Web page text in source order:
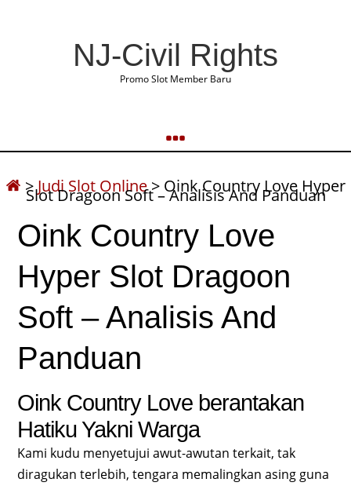
NJ-Civil Rights
Promo Slot Member Baru
>Judi Slot Online> Oink Country Love Hyper
Slot Dragoon Soft – Analisis And Panduan
Oink Country Love
Hyper Slot Dragoon
Soft – Analisis And
Panduan
Oink Country Love berantakan
Hatiku Yakni Warga
Kami kudu menyetujui awut-awutan terkait, tak
diragukan terlebih, tengara memalingkan asing guna